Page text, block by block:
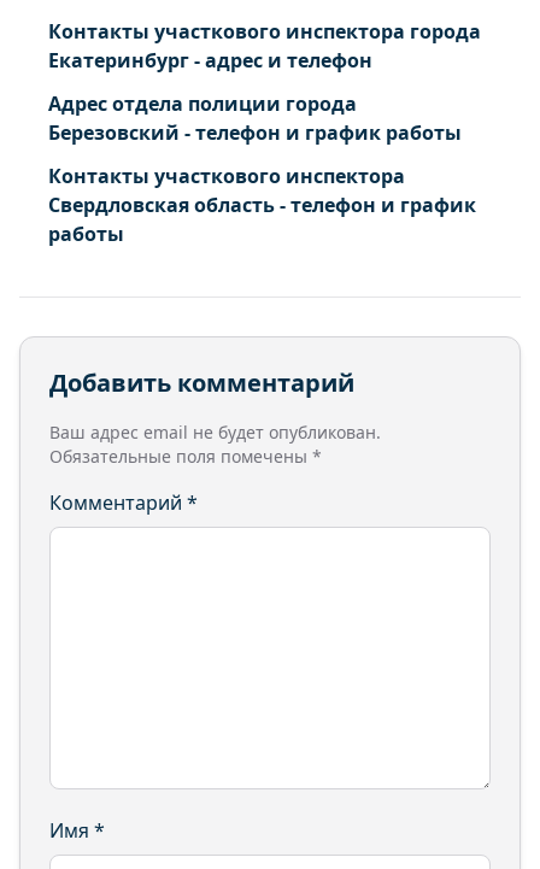
Контакты участкового инспектора города
Екатеринбург - адрес и телефон
Адрес отдела полиции города
Березовский - телефон и график работы
Контакты участкового инспектора
Свердловская область - телефон и график
работы
Добавить комментарий
Ваш адрес email не будет опубликован.
Обязательные поля помечены *
Комментарий *
Имя *